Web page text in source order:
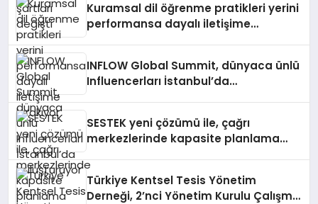
Kuramsal dil öğrenme pratikleri yerini
performansa dayalı iletişime
INFLOW Global Summit, dünyaca ünlü
Influencerları İstanbul’da
SESTEK yeni çözümü ile, çağrı
merkezlerinde kapasite planlama
Türkiye Kentsel Tesis Yönetim
Derneği, 2’nci Yönetim Kurulu Çalışma